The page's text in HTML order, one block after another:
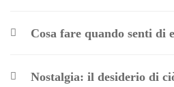
Cosa fare quando senti di
Nostalgia: il desiderio di